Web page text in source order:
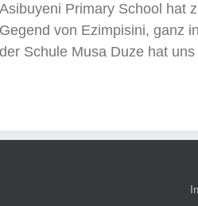
Asibuyeni Primary School hat
Gegend von Ezimpisini, ganz
der Schule Musa Duze hat